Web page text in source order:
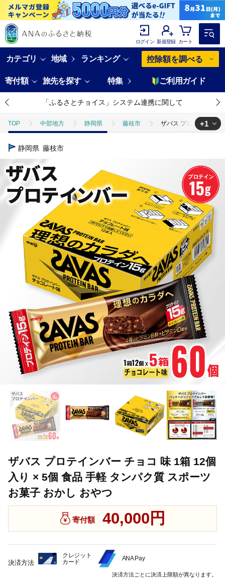
ログイン 新規登録 カート
カテゴリ 地域 ランキング 控除額を調べる
寄付額 旅先を探す 特集 ご利用ガイド
「ふるさとチョイス」システム連携に関して
TOP 中部地方 静岡県 藤枝市 ザバス プロテインバー
TOP
+1
静岡県 藤枝市
ザバス プロテインバー チョコ 味 1箱 12個
入り × 5個 食品 手軽 タンパク質 スポーツ
お菓子 おかし おやつ
寄付額 40,000円
決済方法
クレジット
カード
ANA Pay
決済方法ごとに決済上限額が異なります。